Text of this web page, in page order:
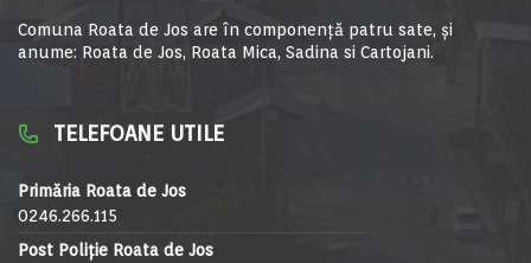
Comuna Roata de Jos are în componență patru sate, și
anume: Roata de Jos, Roata Mica, Sadina si Cartojani.
TELEFOANE UTILE
Primăria Roata de Jos
0246.266.115
Post Poliție Roata de Jos